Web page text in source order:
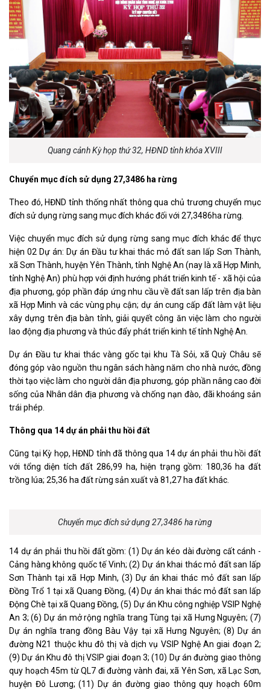
Quang cảnh Kỳ họp thứ 32, HĐND tỉnh khóa XVIII
Chuyển mục đích sử dụng 27,3486 ha rừng
Theo đó, HĐND tỉnh thống nhất thông qua chủ trương chuyển mục
đích sử dụng rừng sang mục đích khác đối với 27,3486ha rừng.
Việc chuyển mục đích sử dụng rừng sang mục đích khác để thực
hiện 02 Dự án: Dự án Đầu tư khai thác mỏ đất san lấp Sơn Thành,
xã Sơn Thành, huyện Yên Thành, tỉnh Nghệ An (nay là xã Hợp Minh,
tỉnh Nghệ An) phù hợp với định hướng phát triển kinh tế - xã hội của
địa phương, góp phần đáp ứng nhu cầu về đất san lấp trên địa bàn
xã Hợp Minh và các vùng phụ cận; dự án cung cấp đất làm vật liệu
xây dựng trên địa bàn tỉnh, giải quyết công ăn việc làm cho người
lao động địa phương và thúc đẩy phát triển kinh tế tỉnh Nghệ An.
Dự án Đầu tư khai thác vàng gốc tại khu Tà Sỏi, xã Quỳ Châu sẽ
đóng góp vào nguồn thu ngân sách hàng năm cho nhà nước, đồng
thời tạo việc làm cho người dân địa phương, góp phần nâng cao đời
sống của Nhân dân địa phương và chống nạn đào, đãi khoáng sản
trái phép.
Thông qua 14 dự án phải thu hồi đất
Cũng tại Kỳ họp, HĐND tỉnh đã thông qua 14 dự án phải thu hồi đất
với tổng diện tích đất 286,99 ha, hiện trạng gồm: 180,36 ha đất
trồng lúa; 25,36 ha đất rừng sản xuất và 81,27 ha đất khác.
Chuyển mục đích sử dụng 27,3486 ha rừng
14 dự án phải thu hồi đất gồm: (1) Dự án kéo dài đường cất cánh -
Cảng hàng không quốc tế Vinh; (2) Dự án khai thác mỏ đất san lấp
Sơn Thành tại xã Hợp Minh, (3) Dự án khai thác mỏ đất san lấp
Đồng Trổ 1 tại xã Quang Đồng, (4) Dự án khai thác mỏ đất san lấp
Động Chè tại xã Quang Đồng, (5) Dự án Khu công nghiệp VSIP Nghệ
An 3; (6) Dự án mở rộng nghĩa trang Tùng tại xã Hưng Nguyên; (7)
Dự án nghĩa trang đồng Bàu Vậy tại xã Hưng Nguyên; (8) Dự án
đường N21 thuộc khu đô thị và dịch vụ VSIP Nghệ An giai đoạn 2;
(9) Dự án Khu đô thị VSIP giai đoạn 3; (10) Dự án đường giao thông
quy hoạch 45m từ QL7 đi đường vành đai, xã Yên Sơn, xã Lạc Sơn,
huyện Đô Lương; (11) Dự án đường giao thông quy hoạch 60m